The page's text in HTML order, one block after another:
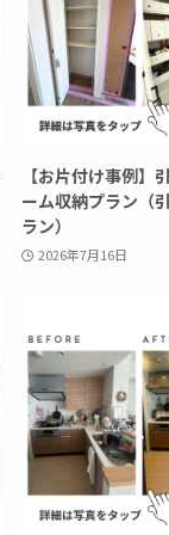
【お片付け事例】
ーム収納プラン（
ラン）
2026年7月16日